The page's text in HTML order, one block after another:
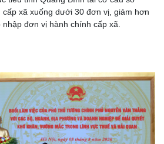
xã xuống dưới 30 đơn vị, giảm hơn
đơn vị hành chính cấp xã.